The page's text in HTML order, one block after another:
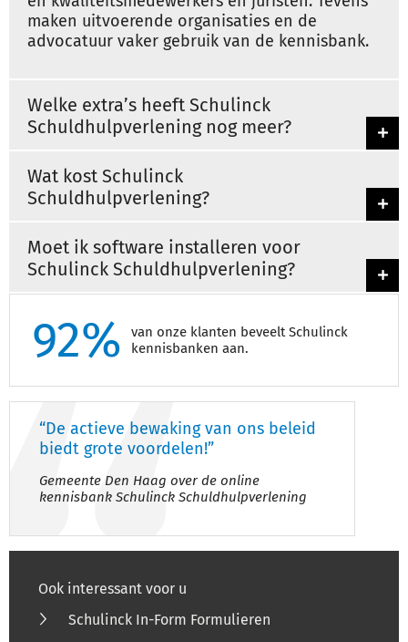
maken uitvoerende organisaties en de
advocatuur vaker gebruik van de kennisbank.
Welke extra’s heeft Schulinck
Schuldhulpverlening nog meer?
Wat kost Schulinck
Schuldhulpverlening?
Moet ik software installeren voor
Schulinck Schuldhulpverlening?
92%
van onze klanten beveelt Schulinck
kennisbanken aan.
“De actieve bewaking van ons beleid
biedt grote voordelen!”
Gemeente Den Haag over de online
kennisbank Schulinck Schuldhulpverlening
Ook interessant voor u
Schulinck In-Form Formulieren